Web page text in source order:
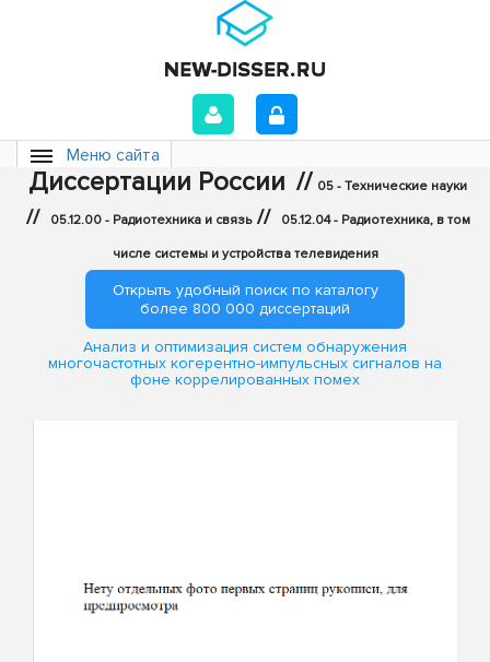
Меню сайта
Диссертации России // 05 - Технические науки
// 05.12.00 - Радиотехника и связь // 05.12.04 - Радиотехника, в том
числе системы и устройства телевидения
Открыть удобный поиск по каталогу
более 800 000 диссертаций
Анализ и оптимизация систем обнаружения
многочастотных когерентно-импульсных сигналов на
фоне коррелированных помех